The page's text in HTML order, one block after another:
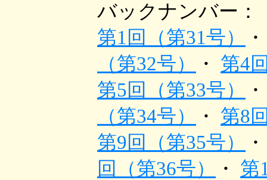
バックナンバー：
第1回（第31号）
（第32号）
・ 第4
第5回（第33号）
（第34号）
・ 第8
第9回（第35号）
回（第36号）
・ 第